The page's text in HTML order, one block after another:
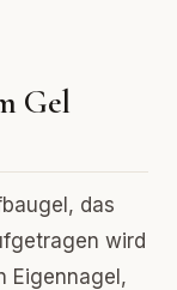
Gel
das
wird
Eigennagel,